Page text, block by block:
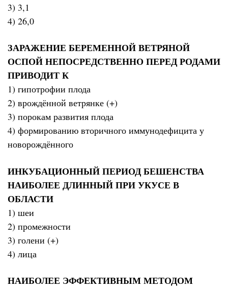
3) 3,1
4) 26,0
ЗАРАЖЕНИЕ БЕРЕМЕННОЙ ВЕТРЯНОЙ
ОСПОЙ НЕПОСРЕДСТВЕННО ПЕРЕД РОДАМИ
ПРИВОДИТ К
1) гипотрофии плода
2) врождённой ветрянке (+)
3) порокам развития плода
4) формированию вторичного иммунодефицита у
новорождённого
ИНКУБАЦИОННЫЙ ПЕРИОД БЕШЕНСТВА
НАИБОЛЕЕ ДЛИННЫЙ ПРИ УКУСЕ В
ОБЛАСТИ
1) шеи
2) промежности
3) голени (+)
4) лица
НАИБОЛЕЕ ЭФФЕКТИВНЫМ МЕТОДОМ